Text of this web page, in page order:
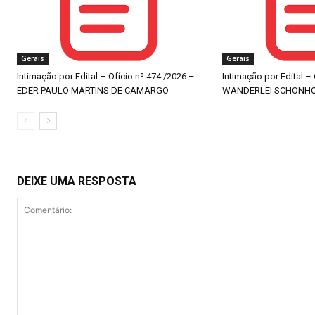
Gerais
Intimação por Edital – Ofício nº 474 /2026 –
EDER PAULO MARTINS DE CAMARGO
Gerais
Intimação por Edital –
WANDERLEI
DEIXE UMA RESPOSTA